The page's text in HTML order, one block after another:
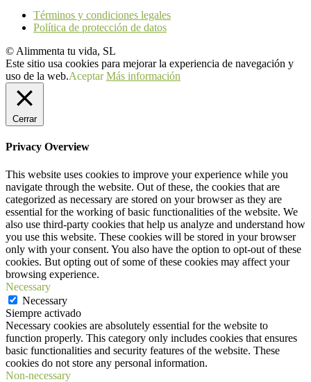
Términos y condiciones legales
Política de protección de datos
© Alimmenta tu vida, SL
Este sitio usa cookies para mejorar la experiencia de navegación y
uso de la web.Aceptar Más información
Cerrar
Privacy Overview
This website uses cookies to improve your experience while you
navigate through the website. Out of these, the cookies that are
categorized as necessary are stored on your browser as they are
essential for the working of basic functionalities of the website. We
also use third-party cookies that help us analyze and understand how
you use this website. These cookies will be stored in your browser
only with your consent. You also have the option to opt-out of these
cookies. But opting out of some of these cookies may affect your
browsing experience.
Necessary
Necessary
Siempre activado
Necessary cookies are absolutely essential for the website to
function properly. This category only includes cookies that ensures
basic functionalities and security features of the website. These
cookies do not store any personal information.
Non-necessary